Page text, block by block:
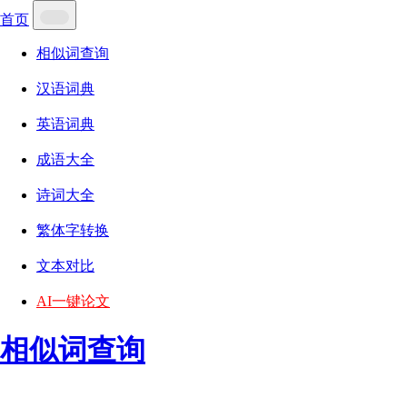
首页
相似词查询
汉语词典
英语词典
成语大全
诗词大全
繁体字转换
文本对比
AI一键论文
相似词查询